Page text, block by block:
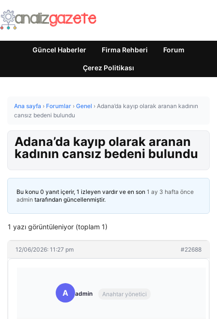
Güncel Haberler Firma Rehberi Forum
Çerez Politikası
Ana sayfa › Forumlar › Genel › Adana’da kayıp olarak aranan kadının
cansız bedeni bulundu
Adana’da kayıp olarak aranan
kadının cansız bedeni bulundu
Bu konu 0 yanıt içerir, 1 izleyen vardır ve en son 1 ay 3 hafta önce
admin tarafından güncellenmiştir.
1 yazı görüntüleniyor (toplam 1)
12/06/2026: 11:27 pm #22688
A admin Anahtar yönetici